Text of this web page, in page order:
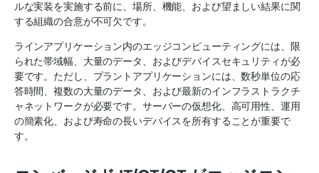
ルな実装を実施する前に、場所、機能、および望ましい結果に関
する組織の合意が不可欠です。
ラインアプリケーション内のエッジコンピューティングには、限
られた帯域幅、大量のデータ、およびデバイスセキュリティが必
要です。ただし、プラントアプリケーションには、数秒単位の応
答時間、複数の大量のデータ、および最新のインフラストラクチ
ャネットワークが必要です。サーバーの仮想化、高可用性、運用
の簡素化、および寿命の長いデバイスを所有することが重要で
す。